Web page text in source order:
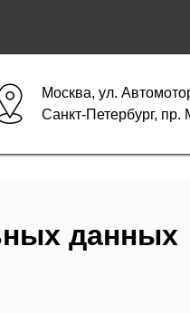
Москва, ул.
Санкт-Петербург,
данных